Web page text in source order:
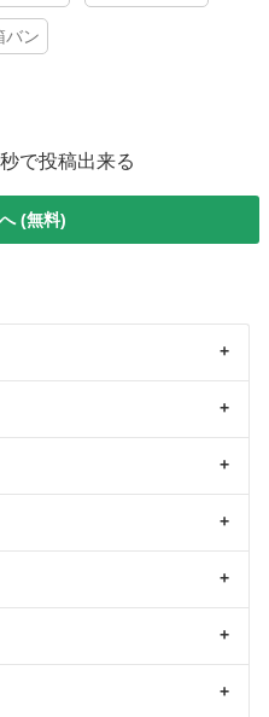
バン
で投稿出来る
(無料)